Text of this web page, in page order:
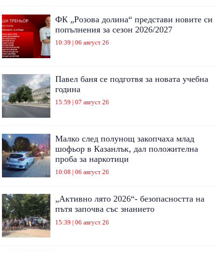
ФК „Розова долина“ представи новите си
попълнения за сезон 2026/2027
10:39 | 06 август 26
Павел баня се подготвя за новата учебна
година
15:59 | 07 август 26
Малко след полунощ закопчаха млад
шофьор в Казанлък, дал положителна
проба за наркотици
10:08 | 06 август 26
„Активно лято 2026“- безопасността на
пътя започва със знанието
15:39 | 06 август 26